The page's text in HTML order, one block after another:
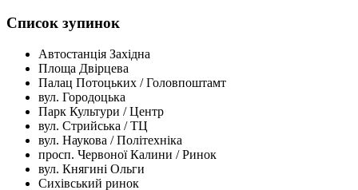
Список зупинок
Автостанція Західна
Площа Двірцева
Палац Потоцьких / Головпоштамт
вул. Городоцька
Парк Культури / Центр
вул. Стрийська / ТЦ
вул. Наукова / Політехніка
просп. Червоної Калини / Ринок
вул. Княгині Ольги
Сихівський ринок